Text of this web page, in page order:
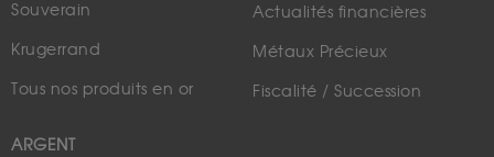
Souverain
Krugerrand
Tous nos produits en or
ARGENT
Actualités financières
Métaux Précieux
Fiscalité / Succession